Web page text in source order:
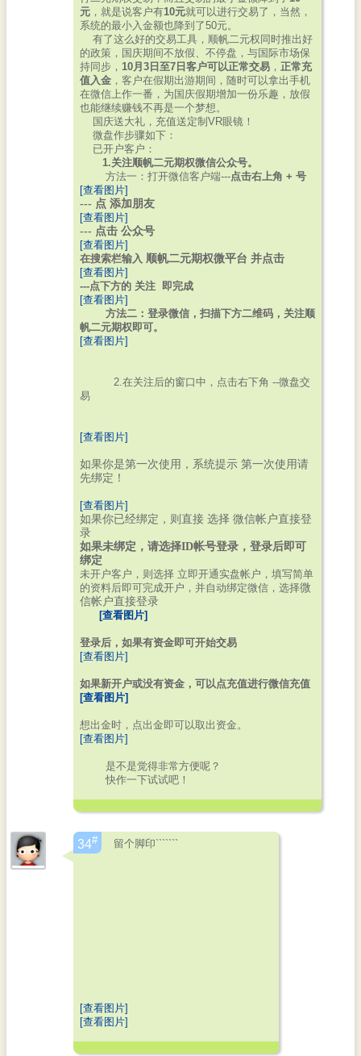
元 ，就是说客户有10元就可以进行交易了，当然，
系统的最小入金额也降到了50元。
有了这么好的交易工具，顺帆二元权同时推出好
的政策，国庆期间不放假、不停盘，与国际市场保
持同步， 10月3日至7日客户可以正常交易 ， 正常充
值入金 ，客户在假期出游期间，随时可以拿出手机
在微信上作一番，为国庆假期增加一份乐趣，放假
也能继续赚钱不再是一个梦想。
国庆送大礼，充值送定制VR眼镜！
微盘作步骤如下：
已开户客户：
1.关注顺帆二元期权微信公众号。
方法一：打开微信客户端---点击右上角 + 号
[查看图片]
--- 点 添加朋友
[查看图片]
--- 点击 公众号
[查看图片]
在搜索栏输入 顺帆二元期权微平台 并点击
[查看图片]
---点下方的 关注 即完成
[查看图片]
方法二：登录微信，扫描下方二维码，关注顺
帆二元期权即可。
[查看图片]
2.在关注后的窗口中，点击右下角 --微盘交
易
[查看图片]
如果你是第一次使用，系统提示 第一次使用请
先绑定！
[查看图片]
如果你已经绑定，则直接 选择 微信帐户直接登
录
如果未绑定，请选择ID帐号登录，登录后即可
绑定
未开户客户，则选择 立即开通实盘帐户，填写简单
的资料后即可完成开户，并自动绑定微信，选择微
信帐户直接登录
[查看图片]
登录后，如果有资金即可开始交易
[查看图片]
如果新开户或没有资金，可以点充值进行微信充值
[查看图片]
想出金时，点出金即可以取出资金。
[查看图片]
是不是觉得非常方便呢？
快作一下试试吧！
34# 留个脚印```````
[查看图片]
[查看图片]